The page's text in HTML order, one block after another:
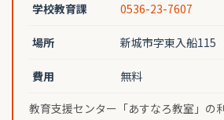
学校教育課 0536-23-7607
場所 新城市字東入船115
費用 無料
教育支援センター「あすなろ教室」の